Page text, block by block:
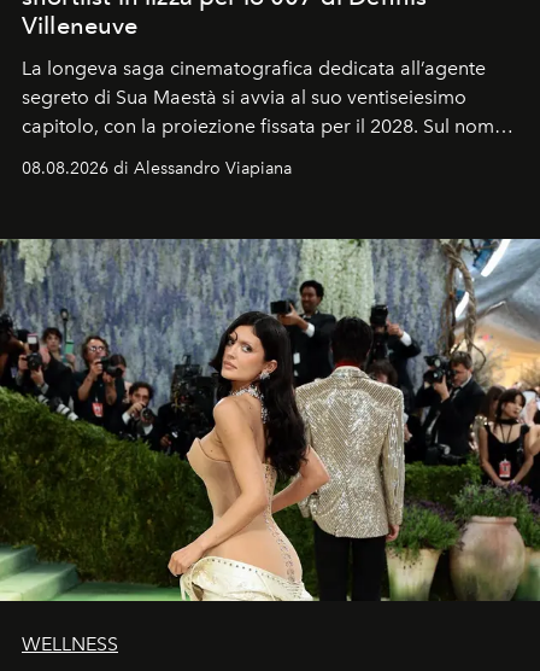
Villeneuve
La longeva saga cinematografica dedicata all’agente
segreto di Sua Maestà si avvia al suo ventiseiesimo
capitolo, con la proiezione fissata per il 2028. Sul nome
Craig, però, regna ancora il più assoluto riserbo.
08.08.2026 di Alessandro Viapiana
WELLNESS